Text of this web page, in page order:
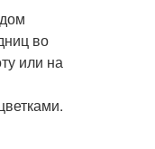
во
или на